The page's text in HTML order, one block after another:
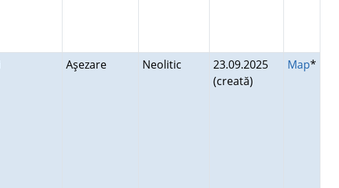
Aşezare Neolitic
23.09.2025
(creată)
Map*